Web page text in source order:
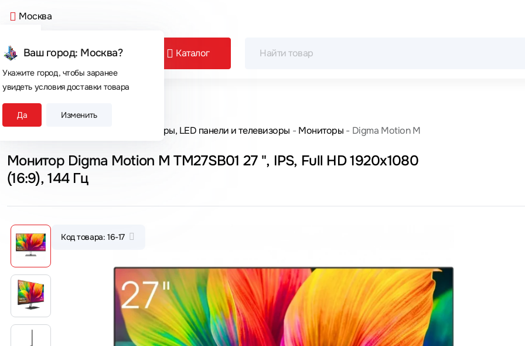
Москва
Ваш город: Москва?
Укажите город, чтобы заранее
увидеть условия доставки товара
Да Изменить
Каталог
Сегодня покупают
Главная Мониторы, LED панели и телевизоры Мониторы Digma Motion M
Монитор Digma Motion M TM27SB01 27 ", IPS, Full HD 1920x1080
(16:9), 144 Гц
Код товара: 16-17